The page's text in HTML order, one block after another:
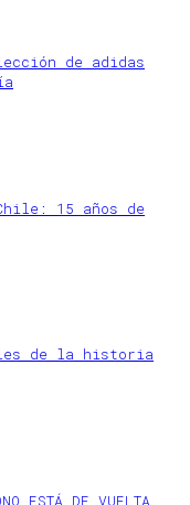
de adidas
15 años de
de la historia
ESTÁ DE VUELTA